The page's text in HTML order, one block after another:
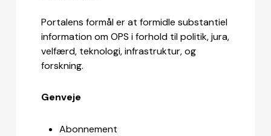
Portalens formål er at formidle substantiel
information om OPS i forhold til politik, jura,
velfærd, teknologi, infrastruktur, og
forskning.
Genveje
Abonnement